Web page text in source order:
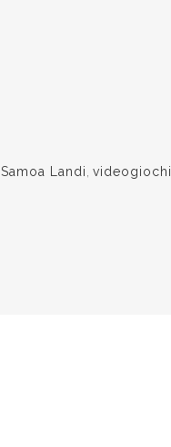
Samoa Landi videogiochi